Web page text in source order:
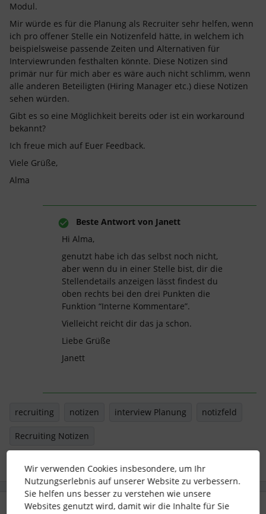
Modul.
Mir würde es für die Planung als Recruiter sehr helfen, wenn
ich pro offener Stelle ein Notizenfeld hätte, in welchem ich
beispielsweise passende Zeiten und Alternativen für
Interviewrunden festhalten könnte. Diese Notizen sind
primär nur für mich aber es wäre auch nicht schlimm, wenn
alle anderen Beteiligten (Hiring Manager etc.) diese Notizen
sehen würden.
Gibt es so eine Möglichkeit bereits oder ist ein workaround
bekannt?
Ich freue mich auf Euer Feedback.
Viele Grüße,
Alma
Beste Antwort von Janett
Hi Alma,
genutzt habe ich das selbst noch nicht,
aber wenn du in einer Stelle bist, dir die
Stellendetails anzeigen lässt findest du
oben rechts bei den drei Punkten die
Funktion “Interne Kommentare”.
Vielleicht reicht dir das ja schon.
Liebe Grüße
Janett
recruiting notizen interview Planung notizfeld
Recruiting Notizen
3 Antworten Älteste zuerst
Wir verwenden Cookies insbesondere, um Ihr
Nutzungserlebnis auf unserer Website zu verbessern.
Sie helfen uns besser zu verstehen wie unsere
Websites genutzt wird, damit wir die Inhalte für Sie